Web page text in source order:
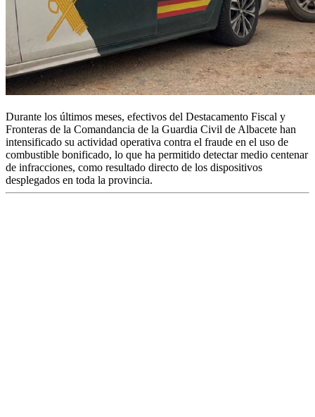
Durante los últimos meses, efectivos del Destacamento Fiscal y
Fronteras de la Comandancia de la Guardia Civil de Albacete han
intensificado su actividad operativa contra el fraude en el uso de
combustible bonificado, lo que ha permitido detectar medio centenar
de infracciones, como resultado directo de los dispositivos
desplegados en toda la provincia.